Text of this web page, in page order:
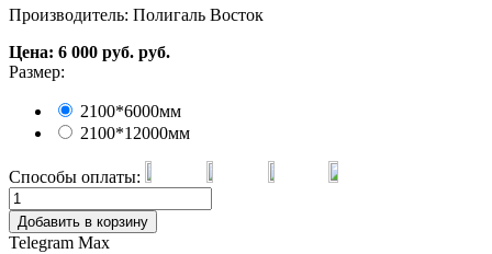
Производитель: Полигаль Восток
Цена: 6 000 руб. руб.
Размер:
2100*6000мм
2100*12000мм
Способы оплаты:
Добавить в корзину
Telegram Max